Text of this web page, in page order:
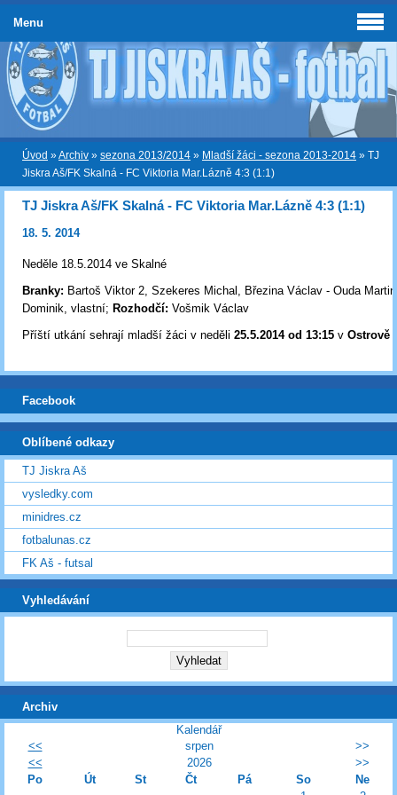
Úvod »Archiv » sezona 2013/2014 » Mladší žáci - sezona 2013-2014 » TJ
Jiskra Aš/FK Skalná - FC Viktoria Mar.Lázně 4:3 (1:1)
TJ Jiskra Aš/FK Skalná - FC Viktoria Mar.Lázně 4:3 (1:1)
18. 5. 2014
Neděle 18.5.2014 ve Skalné
Branky: Bartoš Viktor 2, Szekeres Michal, Březina Václav - Ouda
Dominik, vlastní; Rozhodčí: Vošmik Václav
Příští utkání sehrají mladší žáci v neděli 25.5.2014 od 13:15 v Ostrově
Menu
Facebook
Oblíbené odkazy
TJ Jiskra Aš
vysledky.com
minidres.cz
fotbalunas.cz
FK Aš - futsal
Vyhledávání
Archiv
Kalendář
<<
srpen
>>
<<
2026
>>
Po
Út St Čt Pá So
Ne